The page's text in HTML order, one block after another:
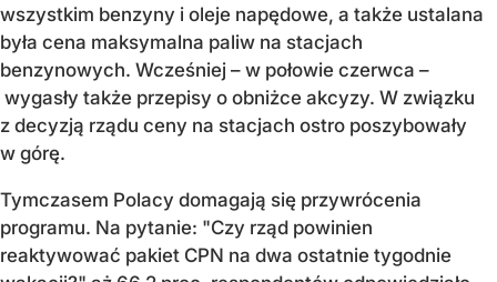
wszystkim benzyny i oleje napędowe, a także ustalana
była cena maksymalna paliw na stacjach
benzynowych. Wcześniej – w połowie czerwca –
wygasły także przepisy o obniżce akcyzy. W związku
z decyzją rządu ceny na stacjach ostro poszybowały
w górę.
Tymczasem Polacy domagają się przywrócenia
programu. Na pytanie: "Czy rząd powinien
reaktywować pakiet CPN na dwa ostatnie tygodnie